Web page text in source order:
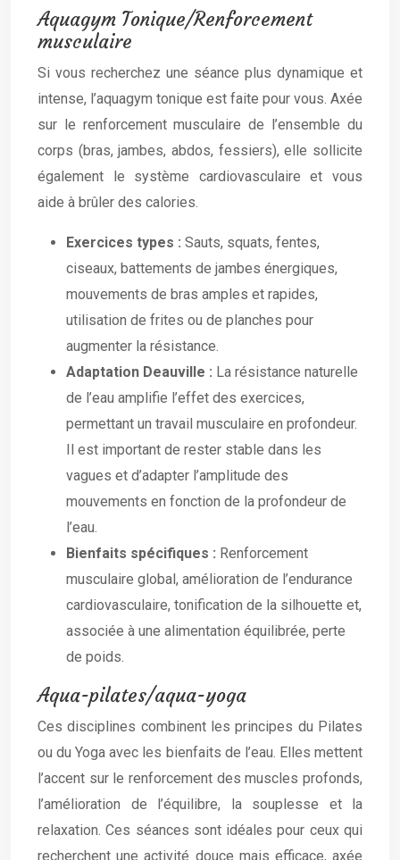
Aquagym Tonique/Renforcement
musculaire
Si vous recherchez une séance plus dynamique et
intense, l’aquagym tonique est faite pour vous. Axée
sur le renforcement musculaire de l’ensemble du
corps (bras, jambes, abdos, fessiers), elle sollicite
également le système cardiovasculaire et vous
aide à brûler des calories.
Exercices types : Sauts, squats, fentes,
ciseaux, battements de jambes énergiques,
mouvements de bras amples et rapides,
utilisation de frites ou de planches pour
augmenter la résistance.
Adaptation Deauville : La résistance naturelle
de l’eau amplifie l’effet des exercices,
permettant un travail musculaire en profondeur.
Il est important de rester stable dans les
vagues et d’adapter l’amplitude des
mouvements en fonction de la profondeur de
l’eau.
Bienfaits spécifiques : Renforcement
musculaire global, amélioration de l’endurance
cardiovasculaire, tonification de la silhouette et,
associée à une alimentation équilibrée, perte
de poids.
Aqua-pilates/aqua-yoga
Ces disciplines combinent les principes du Pilates
ou du Yoga avec les bienfaits de l’eau. Elles mettent
l’accent sur le renforcement des muscles profonds,
l’amélioration de l’équilibre, la souplesse et la
relaxation. Ces séances sont idéales pour ceux qui
recherchent une activité douce mais efficace, axée